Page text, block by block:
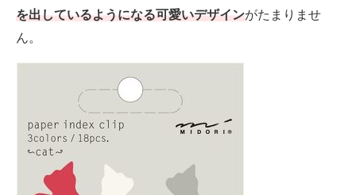
を出しているようになる可愛いデザインがたまりませ
ん。